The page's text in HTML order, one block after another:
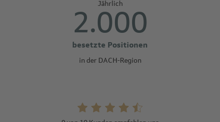
Jährlich
2.000
besetzte Positionen
in der DACH-Region